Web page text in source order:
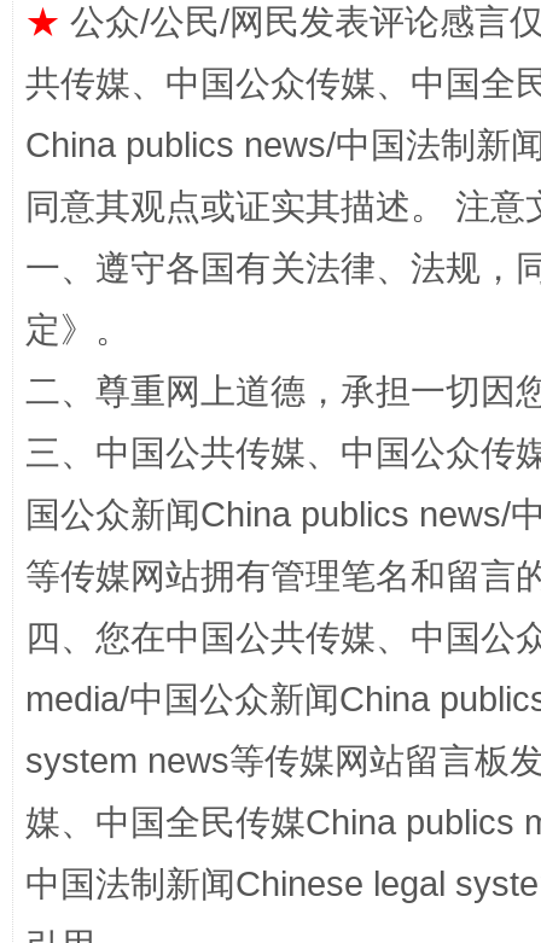
解纷+调解+退费，一次搞定
站台名比不上好声名
漫山遍野的桃花与雪山、麦地、白藏房 除
★ 公众/公民/网民发表评论感言
共传媒、中国公众传媒、中国全
China publics news/中国法制新
同意其观点或证实其描述。 注
一、遵守各国有关法律、法规，
定》。
二、尊重网上道德，承担一切因
三、中国公共传媒、中国公众传
国公众新闻China publics news/
等传媒网站拥有管理笔名和留言
四、您在中国公共传媒、中国公
media/中国公众新闻China
system news等传媒网站留言板
媒、中国全民传媒China publics
中国法制新闻Chinese legal